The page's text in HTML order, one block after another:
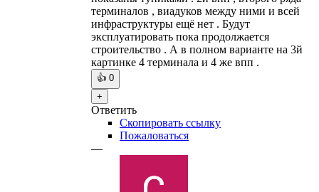
терминалов , виадуков между ними и всей
инфраструктуры ещё нет . Будут
эксплуатировать пока продолжается
строительство . А в полном варианте на 3й
картинке 4 терминала и 4 же впп .
👍 0
+
Ответить
Скопировать ссылку
Пожаловаться
—